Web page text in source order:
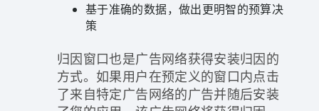
基于准确的数据，做出更明智的预算决
策
归因窗口也是广告网络获得安装归因的
方式。如果用户在预定义的窗口内点击
了来自特定广告网络的广告并随后安装